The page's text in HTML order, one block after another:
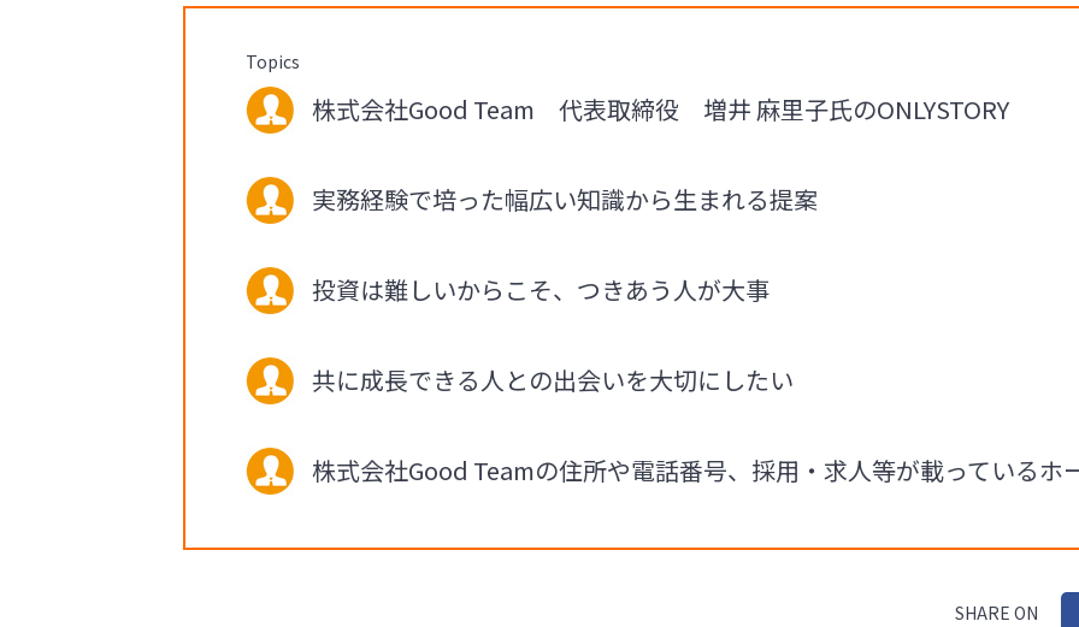
Topics
株式会社Good Team 代表取締役 増井 麻里子氏のONLYSTORY
実務経験で培った幅広い知識から生まれる提案
投資は難しいからこそ、つきあう人が大事
共に成長できる人との出会いを大切にしたい
株式会社Good Teamの住所や電話番号、採用・求人等が載っている
SHARE ON